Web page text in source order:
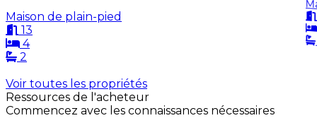
Maison de plain-pied
13
4
2
Voir toutes les propriétés
Ressources de l'acheteur
Commencez avec les connaissances nécessaires